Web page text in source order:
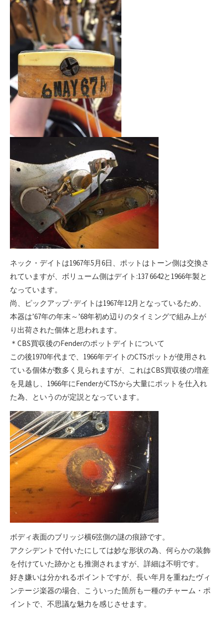
ネック・デイトは1967年5月6日、ポットはトーン側は交換さ
れていますが、ボリューム側はデイト:137 6642と1966年製と
なっています。
尚、ピックアップ･デイトは1967年12月となっているため、
本器は’67年の年末～’68年初め辺りのタイミングで組み上が
り出荷された個体と思われます。
＊CBS買収後のFenderのポットデイトについて
この後1970年代まで、1966年デイトのCTSポットが使用され
ている個体が数多く見られますが、これはCBS買収後の増産
を見越し、1966年にFenderがCTSから大量にポットを仕入れ
た為、というのが定説となっています。
ボディ表面のブリッジ横6弦側の謎の痕跡です。
アクシデントで付いたにしては妙な形状の為、何らかの装飾
を付けていた跡かとも推測されますが、詳細は不明です。
好き嫌いは分かれるポイントですが、長い年月を重ねたヴィ
ンテージ楽器の場合、こういった箇所も一種のチャーム・ポ
イントで、不思議な魅力を感じさせます。